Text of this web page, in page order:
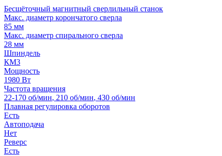
Бесщёточный магнитный сверлильный станок
Макс. диаметр корончатого сверла
85 мм
Макс. диаметр спирального сверла
28 мм
Шпиндель
КМ3
Мощность
1980 Вт
Частота вращения
22-170 об/мин, 210 об/мин, 430 об/мин
Плавная регулировка оборотов
Есть
Автоподача
Нет
Реверс
Есть